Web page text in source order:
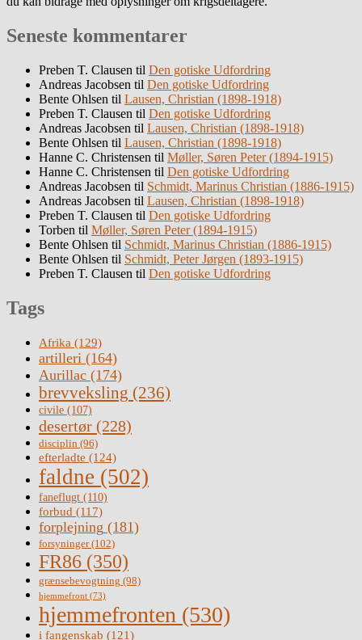
Seneste kommentarer
Preben T. Clausen til Den gotiske Udfordring
Andreas Jacobsen til Den gotiske Udfordring
Bente Ohlsen til Lausen, Christian (1898-1918)
Preben T. Clausen til Den gotiske Udfordring
Andreas Jacobsen til Lausen, Christian (1898-1918)
Bente Ohlsen til Lausen, Christian (1898-1918)
Hanne C. Christensen til Møller, Søren Peter (1894-1915)
Hanne C. Christensen til Den gotiske Udfordring
Andreas Jacobsen til Schmidt, Marinus Christian (1886-1915)
Andreas Jacobsen til Lausen, Christian (1898-1918)
Preben T. Clausen til Den gotiske Udfordring
Torben til Møller, Søren Peter (1894-1915)
Bente Ohlsen til Schmidt, Marinus Christian (1886-1915)
Bente Ohlsen til Schmidt, Peter Jørgen (1893-1915)
Preben T. Clausen til Den gotiske Udfordring
Tags
Afrika (129)
artilleri (164)
Aurillac (174)
brevveksling (236)
civile (107)
desertør (228)
disciplin (96)
efterladte (124)
faldne (502)
faneflugt (110)
forbud (117)
forplejning (181)
forsyninger(102)
FR86 (350)
grænsebevogtning (98)
hjemmefront (73)
hjemmefronten (530)
i fangenskab (121)